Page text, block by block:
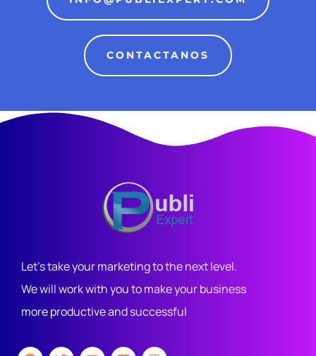
CONTACTANOS
Let's take your marketing to the next level.
We will work with you to make your business
more productive and successful